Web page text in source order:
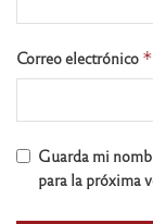
Correo electrónico *
Guarda mi
para la próxima